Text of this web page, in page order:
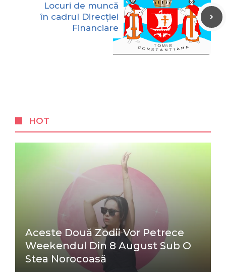
Locuri de muncă
în cadrul Direcției
Financiare
HOT
Aceste Două Zodii Vor Petrece
Weekendul Din 8 August Sub O
Stea Norocoasă